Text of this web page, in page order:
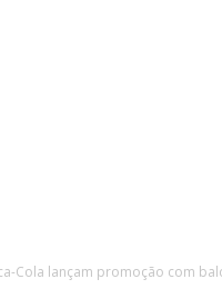
Cola lançam promoção com